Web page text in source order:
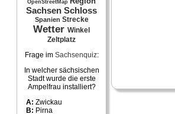
OpenStreetMap
Sachsen Schloss
Spanien Strecke
Wetter Winkel
Zeltplatz
Frage im Sachsenquiz:
In welcher sächsischen
Stadt wurde die erste
Ampelfrau installiert?
A: Zwickau
B: Pirna